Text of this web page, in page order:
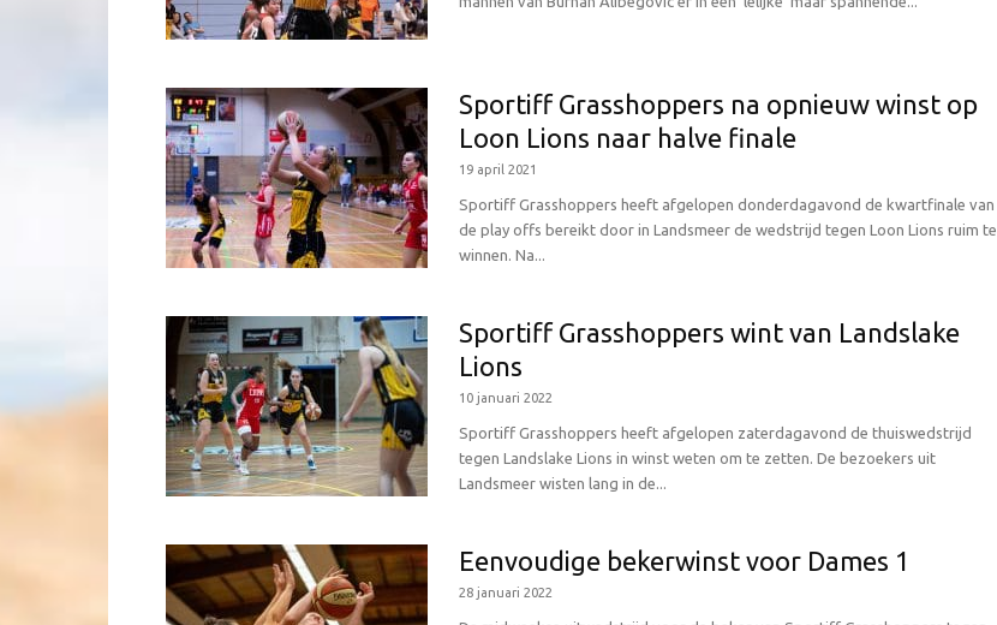
Sportiff Grasshoppers na opnieuw winst op
Loon Lions naar halve finale
19 april 2021
Sportiff Grasshoppers heeft afgelopen donderdagavond de kwartfinale van
de play offs bereikt door in Landsmeer de wedstrijd tegen Loon Lions ruim te
winnen. Na...
Sportiff Grasshoppers wint van Landslake
Lions
10 januari 2022
Sportiff Grasshoppers heeft afgelopen zaterdagavond de thuiswedstrijd
tegen Landslake Lions in winst weten om te zetten. De bezoekers uit
Landsmeer wisten lang in de...
Eenvoudige bekerwinst voor Dames 1
28 januari 2022